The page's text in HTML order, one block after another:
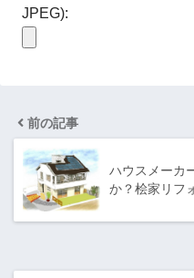
JPEG):
前の記事
ハウスメーカ
か？桧家リフ